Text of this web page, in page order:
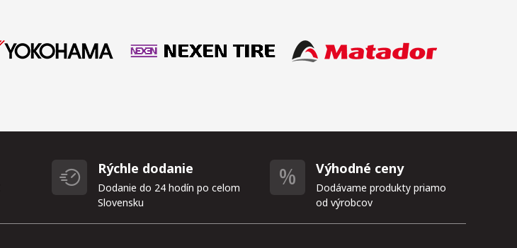
Rýchle dodanie
Dodanie do 24 hodín po celom
Slovensku
Výhodné ceny
Dodávame produkty priamo
od výrobcov